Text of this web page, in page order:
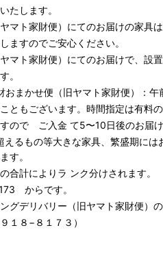
たします。
ヤマト家財便） にてのお届けの家具
ますのでご安心ください。
ヤマト家財便） にてのお届けで、設
。
おまかせ便 （旧ヤマト家財便）：
ともございます。時間指定は有料
ので ご入金 て5〜10日後のお届け
えるもの等大きな家具、繁盛期に
す。
計によりラ ンク分けされます。
からです。
グデリバリー （旧ヤマト家財便）
１８−８１７３）